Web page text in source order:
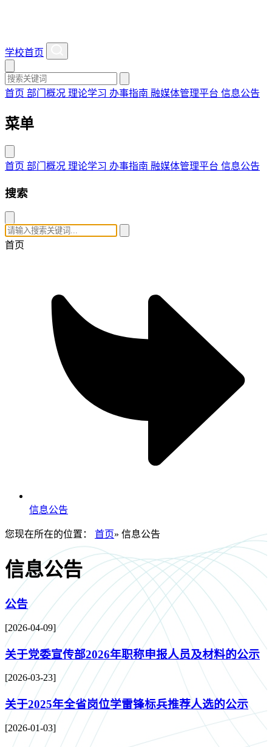
学校首页
首页 部门概况 理论学习 办事指南 融媒体管理平台 信息公告
菜单
首页 部门概况 理论学习 办事指南 融媒体管理平台 信息公告
搜索
首页
信息公告
您现在所在的位置： 首页» 信息公告
信息公告
公告
[2026-04-09]
关于党委宣传部2026年职称申报人员及材料的公示
[2026-03-23]
关于2025年全省岗位学雷锋标兵推荐人选的公示
[2026-01-03]